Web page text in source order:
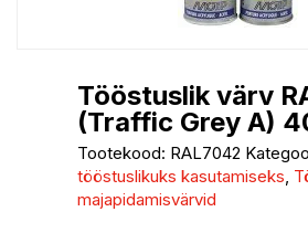
Tööstuslik värv
(Traffic Grey A)
Tootekood: RAL7042
tööstuslikuks kasutamiseks,
majapidamisvärvid